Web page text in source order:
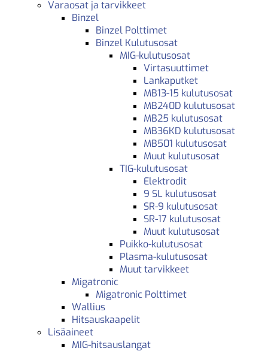
Varaosat ja tarvikkeet
Binzel
Binzel Polttimet
Binzel Kulutusosat
MIG-kulutusosat
Virtasuuttimet
Lankaputket
MB13-15 kulutusosat
MB240D kulutusosat
MB25 kulutusosat
MB36KD kulutusosat
MB501 kulutusosat
Muut kulutusosat
TIG-kulutusosat
Elektrodit
9 SL kulutusosat
SR-9 kulutusosat
SR-17 kulutusosat
Muut kulutusosat
Puikko-kulutusosat
Plasma-kulutusosat
Muut tarvikkeet
Migatronic
Migatronic Polttimet
Wallius
Hitsauskaapelit
Lisäaineet
MIG-hitsauslangat